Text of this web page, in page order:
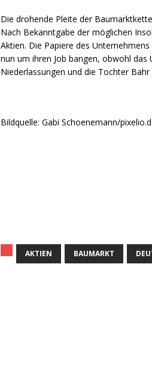
Die drohende Pleite der
Nach Bekanntgabe der möglichen
Aktien. Die Papiere des
nun um ihren Job bangen, obwohl
Niederlassungen und die Tochter
Bildquelle: Gabi Schoenemann/
AKTIEN BAUMARKT